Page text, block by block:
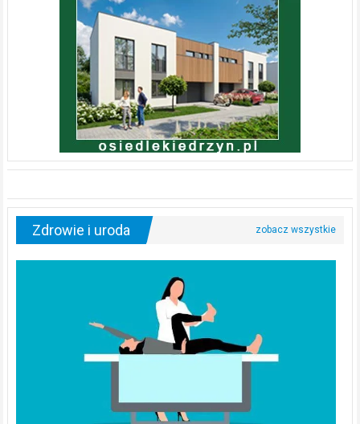
Zdrowie i uroda